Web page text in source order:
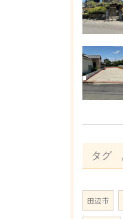
タグ
田辺市